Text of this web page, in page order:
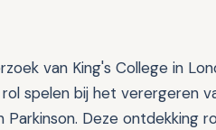
van King's College in
spelen bij het verergeren
Parkinson. Deze ontdekking